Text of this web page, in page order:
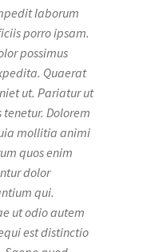
laborum
porro ipsam.
possimus
Quaerat
ut. Pariatur ut
Dolorem
mollitia animi
quos enim
dolor
qui.
ut odio autem
est distinctio